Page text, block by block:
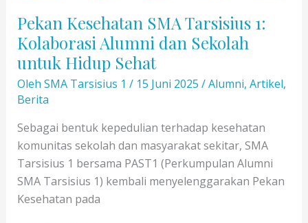
Pekan Kesehatan SMA Tarsisius 1:
Kolaborasi Alumni dan Sekolah
untuk Hidup Sehat
Oleh SMA Tarsisius 1 / 15 Juni 2025 /Alumni, Artikel,
Berita
Sebagai bentuk kepedulian terhadap kesehatan
komunitas sekolah dan masyarakat sekitar, SMA
Tarsisius 1 bersama PAST1 (Perkumpulan Alumni
SMA Tarsisius 1) kembali menyelenggarakan Pekan
Kesehatan pada